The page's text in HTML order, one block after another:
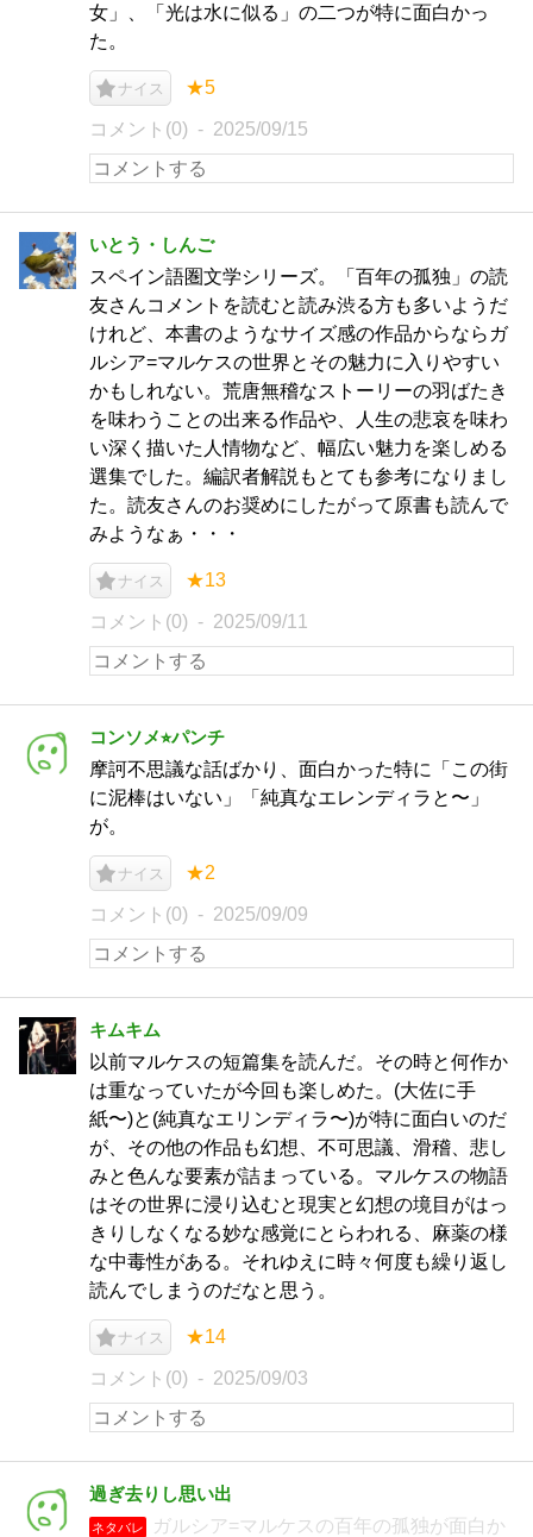
女」、「光は水に似る」の二つが特に面白かっ
た。
ナイス ★5
コメント(0) 2025/09/15
いとう・しんご
スペイン語圏文学シリーズ。「百年の孤独」の読
友さんコメントを読むと読み渋る方も多いようだ
けれど、本書のようなサイズ感の作品からならガ
ルシア=マルケスの世界とその魅力に入りやすい
かもしれない。荒唐無稽なストーリーの羽ばたき
を味わうことの出来る作品や、人生の悲哀を味わ
い深く描いた人情物など、幅広い魅力を楽しめる
選集でした。編訳者解説もとても参考になりまし
た。読友さんのお奨めにしたがって原書も読んで
みようなぁ・・・
ナイス ★13
コメント(0) 2025/09/11
コンソメ⭐︎パンチ
摩訶不思議な話ばかり、面白かった特に「この街
に泥棒はいない」「純真なエレンディラと〜」
が。
ナイス ★2
コメント(0) 2025/09/09
キムキム
以前マルケスの短篇集を読んだ。その時と何作か
は重なっていたが今回も楽しめた。(大佐に手
紙〜)と(純真なエリンディラ〜)が特に面白いのだ
が、その他の作品も幻想、不可思議、滑稽、悲し
みと色んな要素が詰まっている。マルケスの物語
はその世界に浸り込むと現実と幻想の境目がはっ
きりしなくなる妙な感覚にとらわれる、麻薬の様
な中毒性がある。それゆえに時々何度も繰り返し
読んでしまうのだなと思う。
ナイス ★14
コメント(0) 2025/09/03
過ぎ去りし思い出
ネタバレ
ガルシア=マルケスの百年の孤独が面白か